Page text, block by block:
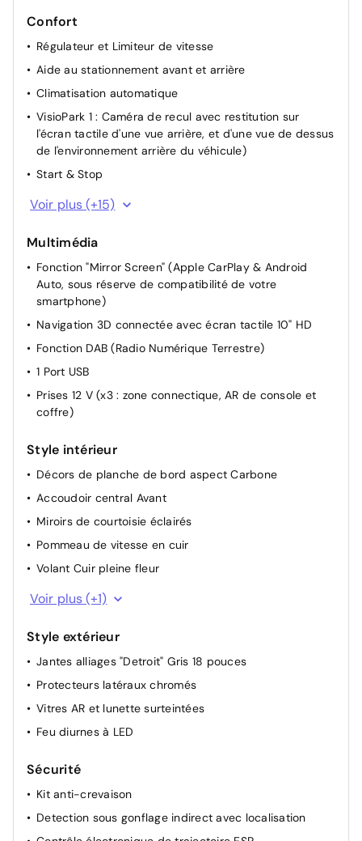
Confort
Régulateur et Limiteur de vitesse
Aide au stationnement avant et arrière
Climatisation automatique
VisioPark 1 : Caméra de recul avec restitution sur
l'écran tactile d'une vue arrière, et d'une vue de dessus
de l'environnement arrière du véhicule)
Start & Stop
Direction Assistée électrique
Démarrage mains libres
Appui-tête AR réglable
Accoudoir central AR
Siège conducteur avec réglage lombaire
Projecteurs réglables manuellement
Réglage du siège conducteur manuellement
Rétroviseur intérieur Jour / Nuit Electrochrome
Allumage automatique des feux de croisement +
Commutation automatique des feux de route / feux de
Voir plus (+15)
Multimédia
Fonction "Mirror Screen" (Apple CarPlay & Android
Auto, sous réserve de compatibilité de votre
smartphone)
Navigation 3D connectée avec écran tactile 10" HD
Fonction DAB (Radio Numérique Terrestre)
1 Port USB
Prises 12 V (x3 : zone connectique, AR de console et
coffre)
Style intérieur
Décors de planche de bord aspect Carbone
Accoudoir central Avant
Miroirs de courtoisie éclairés
Pommeau de vitesse en cuir
Volant Cuir pleine fleur
Eclairage boîte à gants et console
Voir plus (+1)
Style extérieur
Jantes alliages "Detroit" Gris 18 pouces
Protecteurs latéraux chromés
Vitres AR et lunette surteintées
Feu diurnes à LED
Sécurité
Kit anti-crevaison
Detection sous gonflage indirect avec localisation